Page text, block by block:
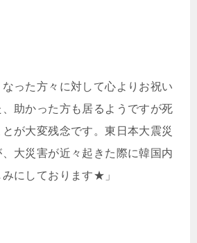
なった方々に対して心よりお祝い
助かった方も居るようですが死
が大変残念です。東日本大震災
大災害が近々起きた際に韓国内
にしております★」